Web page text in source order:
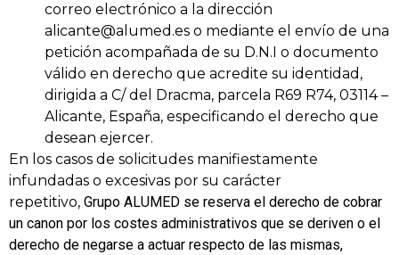
correo electrónico a la dirección
alicante@alumed.es o mediante el envío de una
petición acompañada de su D.N.I o documento
válido en derecho que acredite su identidad,
dirigida a C/ del Dracma, parcela R69 R74, 03114 –
Alicante, España, especificando el derecho que
desean ejercer.
En los casos de solicitudes manifiestamente
infundadas o excesivas por su carácter
repetitivo, Grupo ALUMED se reserva el derecho de cobrar
un canon por los costes administrativos que se deriven o el
derecho de negarse a actuar respecto de las mismas,